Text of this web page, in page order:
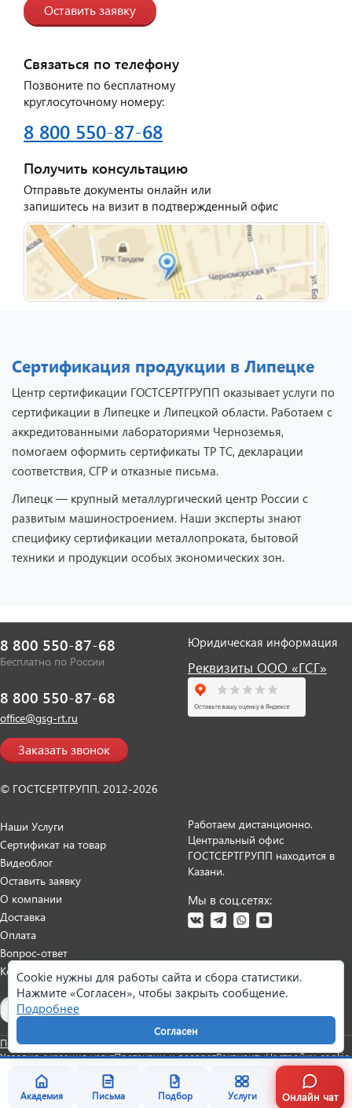
Академия Письма Подбор Услуги Онлайн чат
Оставить заявку
Связаться по телефону
Позвоните по бесплатному
круглосуточному номеру:
8 800 550-87-68
Получить консультацию
Отправьте документы онлайн или
запишитесь на визит в подтвержденный офис
Сертификация продукции в Липецке
Центр сертификации ГОСТСЕРТГРУПП оказывает услуги по
сертификации в Липецке и Липецкой области. Работаем с
аккредитованными лабораториями Черноземья,
помогаем оформить сертификаты ТР ТС, декларации
соответствия, СГР и отказные письма.
Липецк — крупный металлургический центр России с
развитым машиностроением. Наши эксперты знают
специфику сертификации металлопроката, бытовой
техники и продукции особых экономических зон.
8 800 550-87-68
Бесплатно по России
8 800 550-87-68
office@gsg-rt.ru
Заказать звонок
© ГОСТСЕРТГРУПП, 2012-2026
Юридическая информация
Реквизиты ООО «ГСГ»
Наши Услуги
Сертификат на товар
Видеоблог
Оставить заявку
О компании
Доставка
Оплата
Вопрос-ответ
Контакты
Работаем дистанционно.
Центральный офис
ГОСТСЕРТГРУПП находится в
Казани.
Мы в соц.сетях:
Политика персональных данныхСогласие на обработку данных
Условия оказания услугПретензии и возвратРеквизитыНастройки cookie
Cookie нужны для работы сайта и сбора статистики.
Нажмите «Согласен», чтобы закрыть сообщение.
Подробнее
Согласен